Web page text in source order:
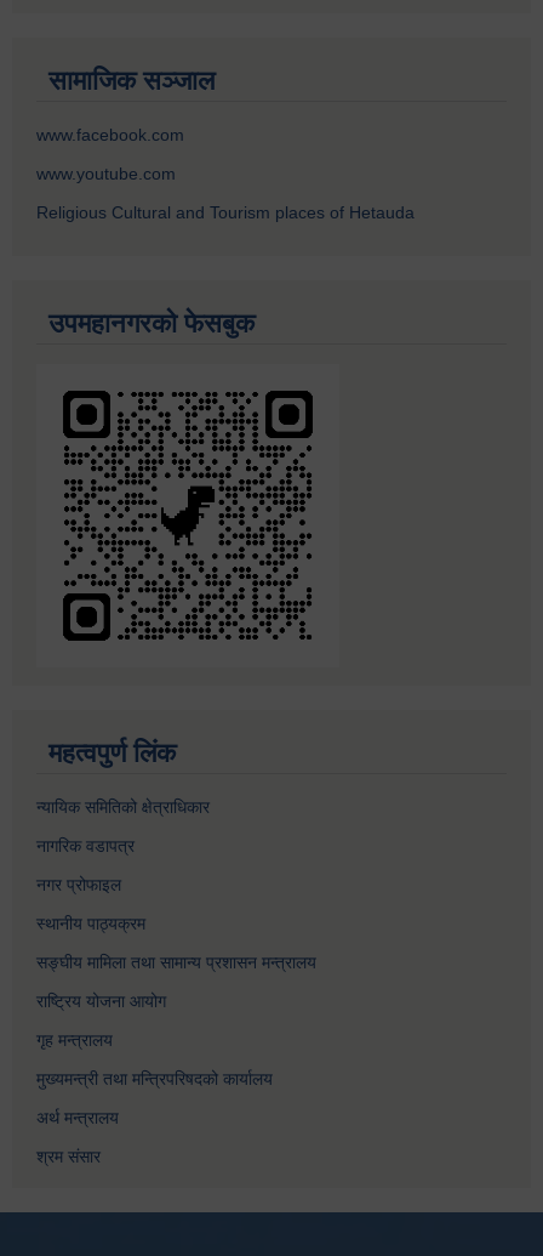
सामाजिक सञ्जाल
www.facebook.com
www.youtube.com
Religious Cultural and Tourism places of Hetauda
उपमहानगरको फेसबुक
महत्वपुर्ण लिंक
न्यायिक समितिको क्षेत्राधिकार
नागरिक वडापत्र
नगर प्रोफाइल
स्थानीय पाठ्यक्रम
सङ्घीय मामिला तथा सामान्य प्रशासन मन्त्रालय
राष्ट्रिय योजना आयोग
गृह मन्त्रालय
मुख्यमन्त्री तथा मन्त्रिपरिषदको कार्यालय
अर्थ मन्त्रालय
श्रम संसार